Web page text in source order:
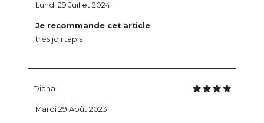
Je recommande cet article
très joli tapis
Lundi 29 Juillet 2024
Diana
Mardi 29 Août 2023